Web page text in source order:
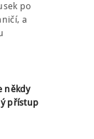
po
a
někdy
přístup